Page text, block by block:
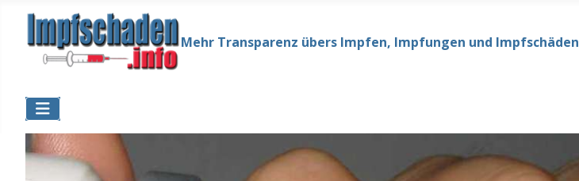
Mehr Transparenz übers Impfen, Impfungen und Impfschäden